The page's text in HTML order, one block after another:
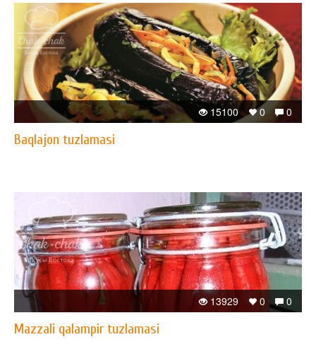
0
0
15100
Baqlajon tuzlamasi
0
0
13929
Mazzali qalampir tuzlamasi